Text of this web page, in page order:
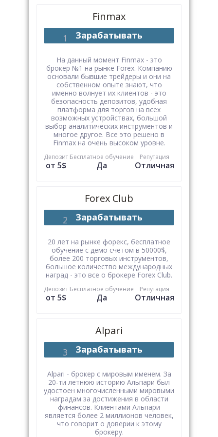
Finmax
Зарабатывать
На данный момент Finmax - это
брокер №1 на рынке Forex. Компанию
основали бывшие трейдеры и они на
собственном опыте знают, что
именно волнует их клиентов - это
безопасность депозитов, удобная
платформа для торгов на всех
возможных устройствах, большой
выбор аналитических инструментов и
многое другое. Все это решено в
Finmax на очень высоком уровне.
Депозит
от 5$
Бесплатное обучение
Да
Репутация
Отличная
Forex Club
Зарабатывать
20 лет на рынке форекс, бесплатное
обучение с демо счетом в 50000$,
более 200 торговых инструментов,
большое количество международных
наград - это все о брокере Forex Club.
Депозит
от 5$
Бесплатное обучение
Да
Репутация
Отличная
Alpari
Зарабатывать
Alpari - брокер с мировым именем. За
20-ти летнюю историю Альпари был
удостоен многочисленными мировыми
наградам за достижения в области
финансов. Клиентами Альпари
является более 2 миллионов человек,
что говорит о доверии к этому
брокеру.